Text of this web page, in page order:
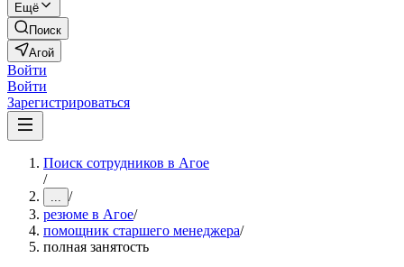
Ещё
Поиск
Агой
Войти
Войти
Зарегистрироваться
Поиск сотрудников в Агое
/
... /
резюме в Агое/
помощник старшего менеджера/
полная занятость